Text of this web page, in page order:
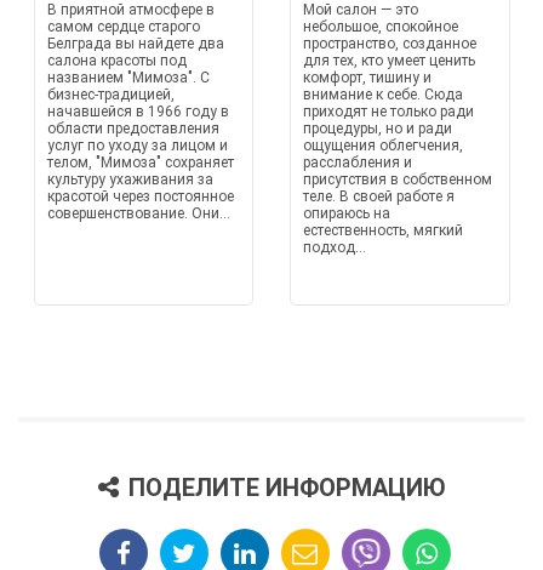
В приятной атмосфере в
самом сердце старого
Белграда вы найдете два
салона красоты под
названием "Мимоза". С
бизнес-традицией,
начавшейся в 1966 году в
области предоставления
услуг по уходу за лицом и
телом, "Мимоза" сохраняет
культуру ухаживания за
красотой через постоянное
совершенствование. Они...
Мой салон — это
небольшое, спокойное
пространство, созданное
для тех, кто умеет ценить
комфорт, тишину и
внимание к себе. Сюда
приходят не только ради
процедуры, но и ради
ощущения облегчения,
расслабления и
присутствия в собственном
теле. В своей работе я
опираюсь на
естественность, мягкий
подход...
ПОДЕЛИТЕ ИНФОРМАЦИЮ